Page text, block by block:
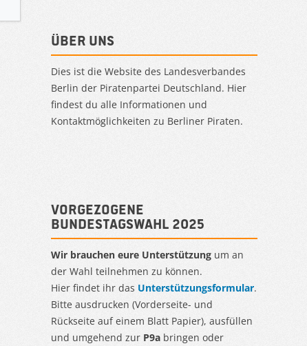
Über uns
Dies ist die Website des Landesverbandes
Berlin der Piratenpartei Deutschland. Hier
findest du alle Informationen und
Kontaktmöglichkeiten zu Berliner Piraten.
Vorgezogene
Bundestagswahl 2025
Wir brauchen eure Unterstützung um an
der Wahl teilnehmen zu können.
Hier findet ihr das Unterstützungsformular.
Bitte ausdrucken (Vorderseite- und
Rückseite auf einem Blatt Papier), ausfüllen
und umgehend zur P9a bringen oder